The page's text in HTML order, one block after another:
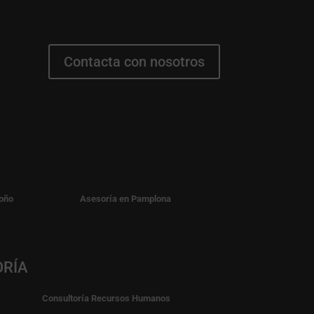
Contacta con nosotros
Asesoría en Pamplona
Consultoría Recursos Humanos